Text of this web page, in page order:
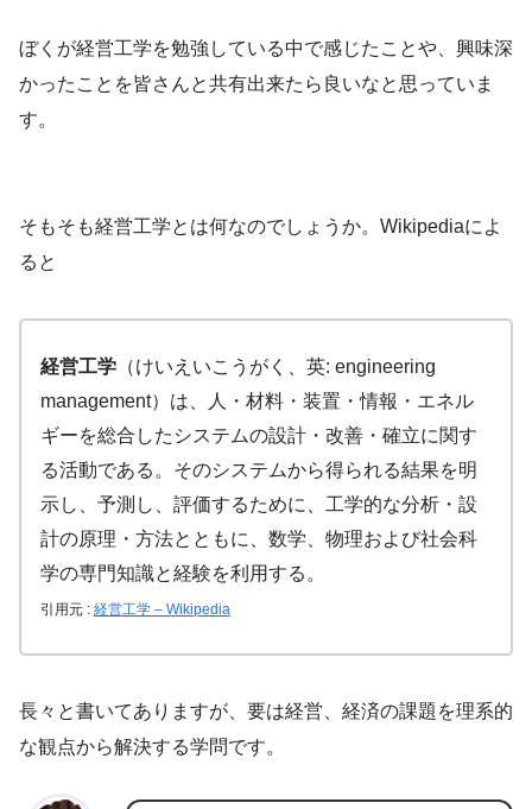
ぼくが経営工学を勉強している中で感じたことや、興味深
かったことを皆さんと共有出来たら良いなと思っていま
す。
そもそも経営工学とは何なのでしょうか。Wikipediaによ
ると
経営工学 （けいえいこうがく、英: engineering
management）は、人・材料・装置・情報・エネル
ギーを総合したシステムの設計・改善・確立に関す
る活動である。そのシステムから得られる結果を明
示し、予測し、評価するために、工学的な分析・設
計の原理・方法とともに、数学、物理および社会科
学の専門知識と経験を利用する。
引用元 : 経営工学 – Wikipedia
長々と書いてありますが、要は経営、経済の課題を理系的
な観点から解決する学問です。